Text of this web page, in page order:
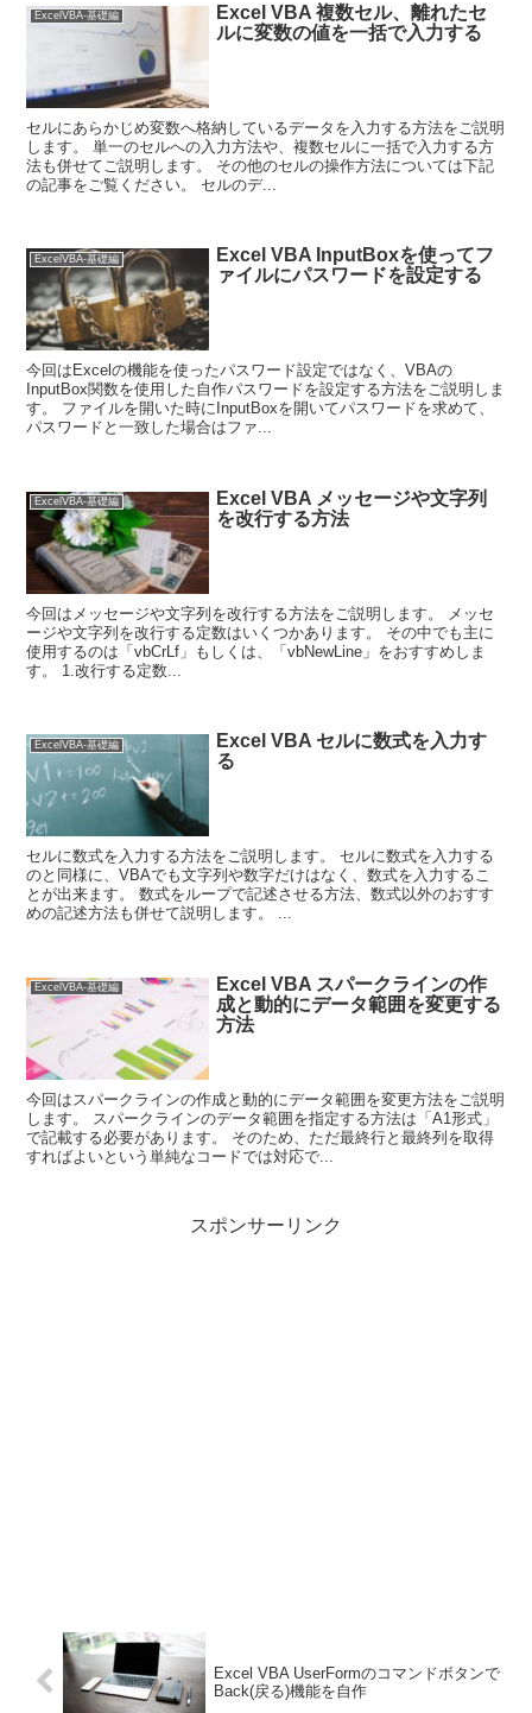
ExcelVBA-基礎編
Excel VBA 複数セル、離れたセ
ルに変数の値を一括で入力する
セルにあらかじめ変数へ格納しているデータを入力する方法をご説明
します。 単一のセルへの入力方法や、複数セルに一括で入力する方
法も併せてご説明します。 その他のセルの操作方法については下記
の記事をご覧ください。 セルのデ...
ExcelVBA-基礎編
Excel VBA InputBoxを使ってフ
ァイルにパスワードを設定する
今回はExcelの機能を使ったパスワード設定ではなく、VBAの
InputBox関数を使用した自作パスワードを設定する方法をご説明しま
す。 ファイルを開いた時にInputBoxを開いてパスワードを求めて、
パスワードと一致した場合はファ...
ExcelVBA-基礎編
Excel VBA メッセージや文字列
を改行する方法
今回はメッセージや文字列を改行する方法をご説明します。 メッセ
ージや文字列を改行する定数はいくつかあります。 その中でも主に
使用するのは「vbCrLf」もしくは、「vbNewLine」をおすすめしま
す。 1.改行する定数...
ExcelVBA-基礎編
Excel VBA セルに数式を入力す
る
セルに数式を入力する方法をご説明します。 セルに数式を入力する
のと同様に、VBAでも文字列や数字だけはなく、数式を入力するこ
とが出来ます。 数式をループで記述させる方法、数式以外のおすす
めの記述方法も併せて説明します。 ...
ExcelVBA-基礎編
Excel VBA スパークラインの作
成と動的にデータ範囲を変更する
方法
今回はスパークラインの作成と動的にデータ範囲を変更方法をご説明
します。 スパークラインのデータ範囲を指定する方法は「A1形式」
で記載する必要があります。 そのため、ただ最終行と最終列を取得
すればよいという単純なコードでは対応で...
スポンサーリンク
Excel VBA UserFormのコマンドボタンで
Back(戻る)機能を自作